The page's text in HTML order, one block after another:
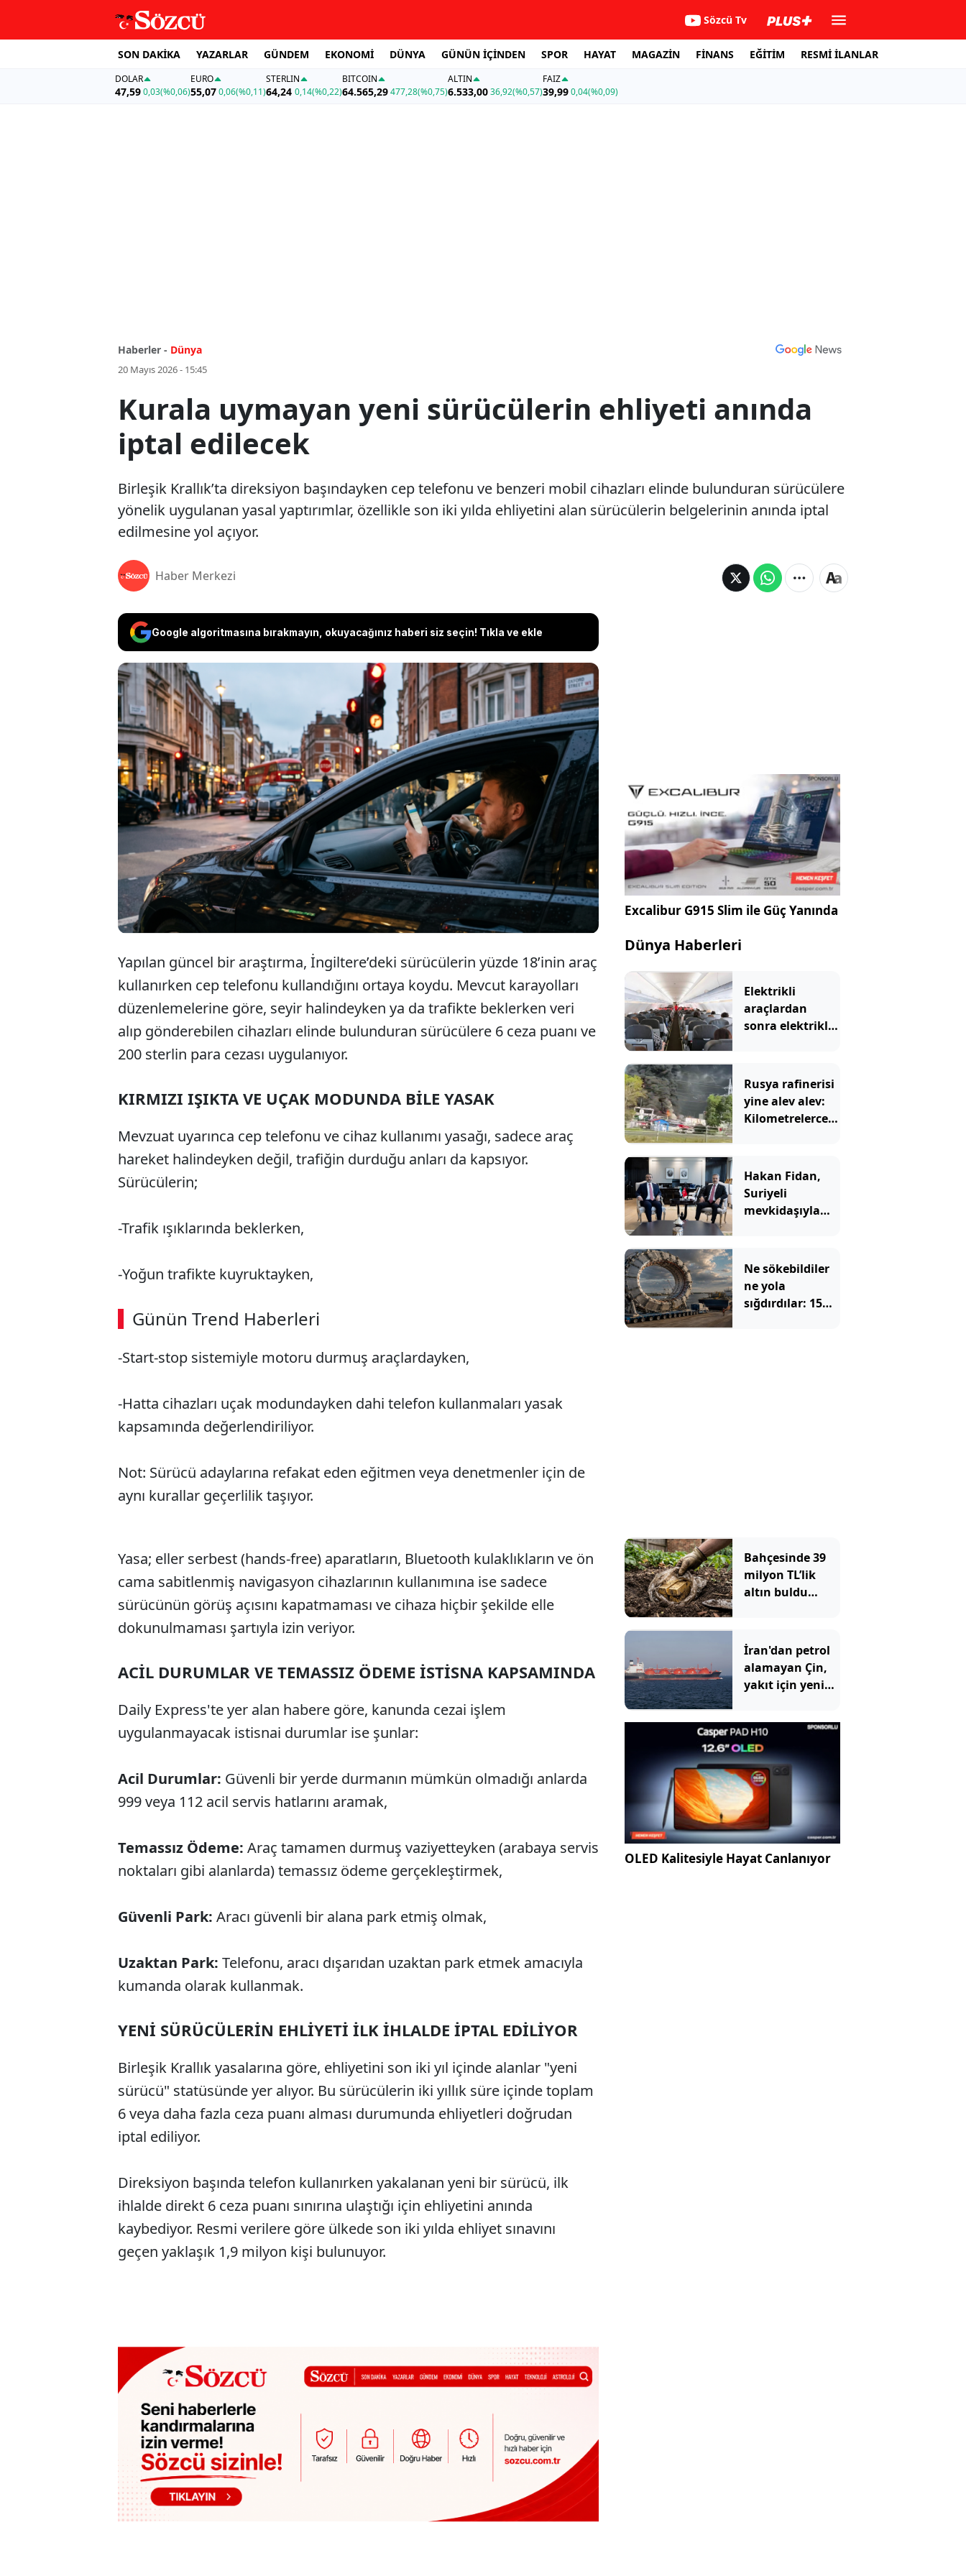
Sözcü Tv
SON DAKİKA YAZARLAR GÜNDEM EKONOMİ DÜNYA GÜNÜN İÇİNDEN SPOR HAYAT MAGAZİN FİNANS EĞİTİM RESMİ İLANLAR
DOLAR
47,590,03(%0,06)
EURO
55,07 0,06(%0,11)
STERLIN
64,24 0,14(%0,22)
BITCOIN
64.565,29477,28(%0,75)
ALTIN
6.533,0036,92(%0,57)
FAİZ
39,990,04(%0,09)
Haberler - Dünya
20 Mayıs 2026 - 15:45
Kurala uymayan yeni sürücülerin ehliyeti anında
iptal edilecek
Birleşik Krallık’ta direksiyon başındayken cep telefonu ve benzeri mobil cihazları elinde bulunduran sürücülere
yönelik uygulanan yasal yaptırımlar, özellikle son iki yılda ehliyetini alan sürücülerin belgelerinin anında iptal
edilmesine yol açıyor.
Haber Merkezi
Google algoritmasına bırakmayın, okuyacağınız haberi siz seçin! Tıkla ve ekle
Birleşik Krallık’ta direksiyon başındayken cep telefonu ve benzeri
mobil cihazları elinde bulunduran sürücülere yönelik uygulanan
yasal yaptırımlar, özellikle son iki yılda ehliyetini alan sürücülerin
belgelerinin anında iptal edilmesine yol açıyor.
Yapılan güncel bir araştırma, İngiltere’deki sürücülerin yüzde 18’inin araç
kullanırken cep telefonu kullandığını ortaya koydu. Mevcut karayolları
düzenlemelerine göre, seyir halindeyken ya da trafikte beklerken veri
alıp gönderebilen cihazları elinde bulunduran sürücülere 6 ceza puanı ve
200 sterlin para cezası uygulanıyor.
KIRMIZI IŞIKTA VE UÇAK MODUNDA BİLE YASAK
Mevzuat uyarınca cep telefonu ve cihaz kullanımı yasağı, sadece araç
hareket halindeyken değil, trafiğin durduğu anları da kapsıyor.
Sürücülerin;
-Trafik ışıklarında beklerken,
-Yoğun trafikte kuyruktayken,
Günün Trend Haberleri
SÖZCÜ SON DAKİKA
-Start-stop sistemiyle motoru durmuş araçlardayken,
-Hatta cihazları uçak modundayken dahi telefon kullanmaları yasak
kapsamında değerlendiriliyor.
Not: Sürücü adaylarına refakat eden eğitmen veya denetmenler için de
aynı kurallar geçerlilik taşıyor.
Yasa; eller serbest (hands-free) aparatların, Bluetooth kulaklıkların ve ön
cama sabitlenmiş navigasyon cihazlarının kullanımına ise sadece
sürücünün görüş açısını kapatmaması ve cihaza hiçbir şekilde elle
dokunulmaması şartıyla izin veriyor.
ACİL DURUMLAR VE TEMASSIZ ÖDEME İSTİSNA KAPSAMINDA
Daily Express'te yer alan habere göre, kanunda cezai işlem
uygulanmayacak istisnai durumlar ise şunlar:
Acil Durumlar: Güvenli bir yerde durmanın mümkün olmadığı anlarda
999 veya 112 acil servis hatlarını aramak,
Temassız Ödeme: Araç tamamen durmuş vaziyetteyken (arabaya servis
noktaları gibi alanlarda) temassız ödeme gerçekleştirmek,
Güvenli Park: Aracı güvenli bir alana park etmiş olmak,
Uzaktan Park: Telefonu, aracı dışarıdan uzaktan park etmek amacıyla
kumanda olarak kullanmak.
YENİ SÜRÜCÜLERİN EHLİYETİ İLK İHLALDE İPTAL EDİLİYOR
Birleşik Krallık yasalarına göre, ehliyetini son iki yıl içinde alanlar "yeni
sürücü" statüsünde yer alıyor. Bu sürücülerin iki yıllık süre içinde toplam
6 veya daha fazla ceza puanı alması durumunda ehliyetleri doğrudan
iptal ediliyor.
Direksiyon başında telefon kullanırken yakalanan yeni bir sürücü, ilk
ihlalde direkt 6 ceza puanı sınırına ulaştığı için ehliyetini anında
kaybediyor. Resmi verilere göre ülkede son iki yılda ehliyet sınavını
geçen yaklaşık 1,9 milyon kişi bulunuyor.
Excalibur G915 Slim ile Güç Yanında
Dünya Haberleri
Elektrikli
araçlardan
sonra elektrikli
tarih verildi
Rusya rafinerisi
yine alev alev:
Kilometrelerce
Hakan Fidan,
Suriyeli
mevkidaşıyla
Ne sökebildiler
ne yola
sığdırdılar: 15
Bahçesinde 39
milyon TL’lik
altın buldu
pişman oldu
İran'dan petrol
alamayan Çin,
yakıt için yeni
OLED Kalitesiyle Hayat Canlanıyor